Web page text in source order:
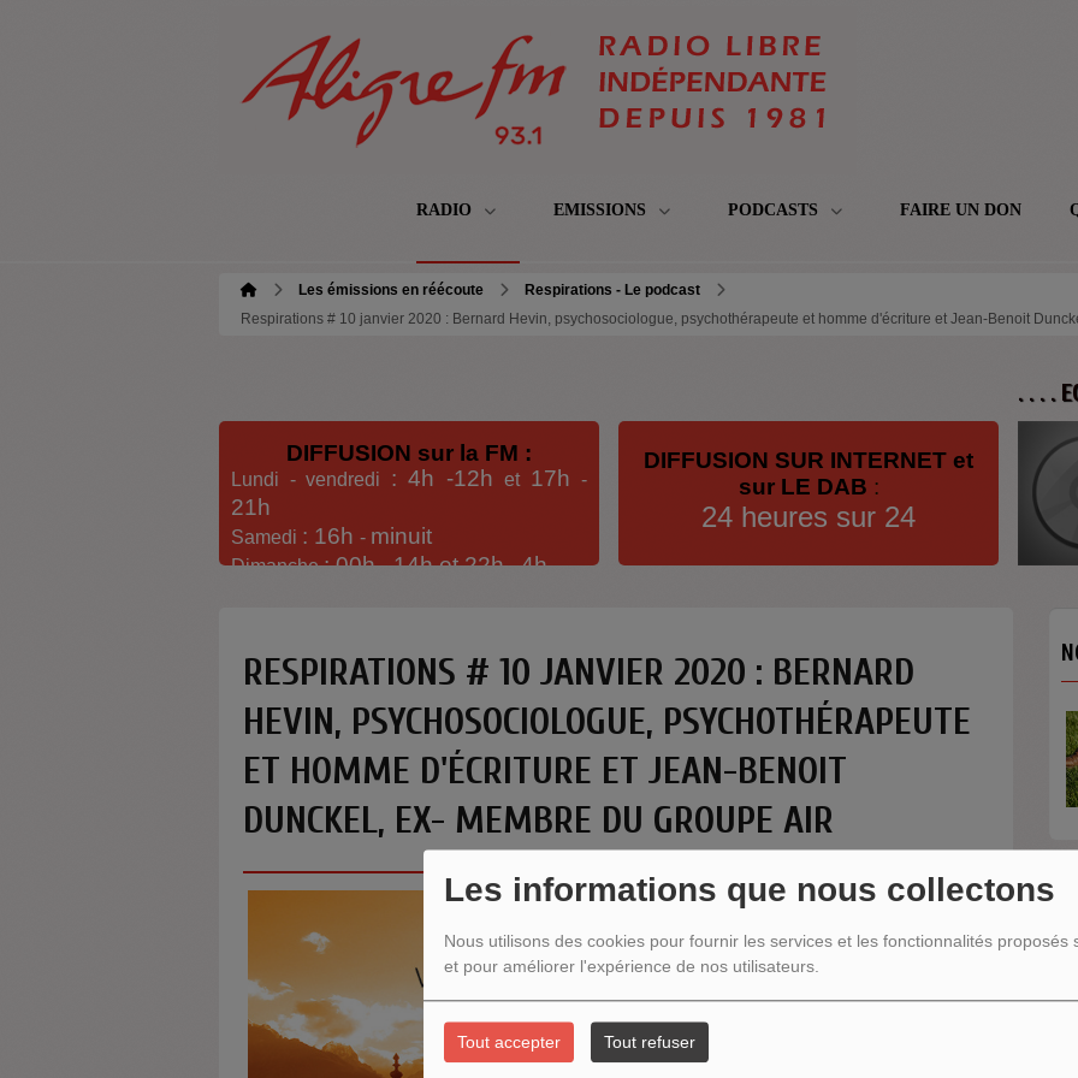
Les informations que nous collectons
Nous utilisons des cookies pour fournir les services et les fonctionnalités proposés
et pour améliorer l'expérience de nos utilisateurs.
Tout accepter Tout refuser
RADIO EMISSIONS PODCASTS FAIRE UN DON
Les émissions en réécoute
Respirations - Le podcast
Respirations # 10 janvier 2020 : Bernard Hevin, psychosociologue, psychothérapeute et homme d'écriture et Jean-Benoit
DIFFUSION sur la FM :
Lundi - vendredi : 4h -12h et 17h -
21h
Samedi : 16h - minuit
Dimanche: 00h -14h et 22h-4h
DIFFUSION SUR INTERNET et
sur LE DAB :
24 heures sur 24
. . . .
RESPIRATIONS # 10 JANVIER 2020 : BERNARD
HEVIN, PSYCHOSOCIOLOGUE, PSYCHOTHÉRAPEUTE
ET HOMME D'ÉCRITURE ET JEAN-BENOIT
DUNCKEL, EX- MEMBRE DU GROUPE AIR